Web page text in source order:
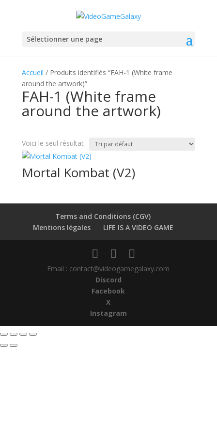
Sélectionner une page
Accueil / Produits identifiés “FAH-1 (White frame
around the artwork)”
FAH-1 (White frame
around the artwork)
Voici le seul résultat
Mortal Kombat (V2)
Terms and Conditions (CGV)
Mentions légales
LIFE IS A VIDEO GAME
Email : contact@videogamegalaxy.com
Discord
Facebook
X
Instagram